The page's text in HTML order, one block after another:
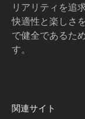
リアリティを追
快適性と楽しさ
で健全であるた
す。
関連サイト